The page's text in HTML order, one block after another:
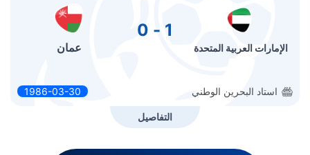
الإمارات العربية المتحدة
1 - 0
عمان
استاد البحرين الوطني 1986-03-30
التفاصيل